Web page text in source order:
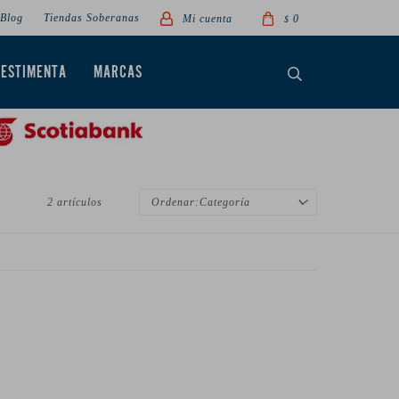
MARCAS
$ 0
Blog Tiendas Soberanas
2 artículos Categoría